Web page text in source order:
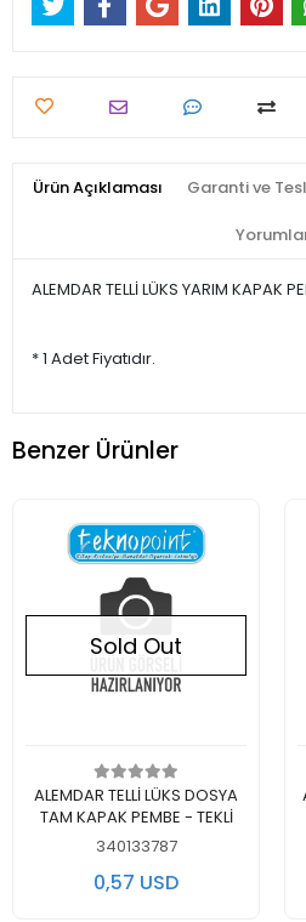
Ürün Açıklaması Garanti ve
ALEMDAR TELLİ LÜKS YARIM KAPAK
* 1 Adet Fiyatıdır.
Benzer Ürünler
Out of stock
Sold Out
ALEMDAR TELLİ LÜKS DOSYA
TAM KAPAK PEMBE - TEKLİ
340133787
0,57 USD